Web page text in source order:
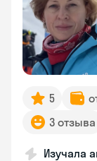
5
3 отзыва
Изучала